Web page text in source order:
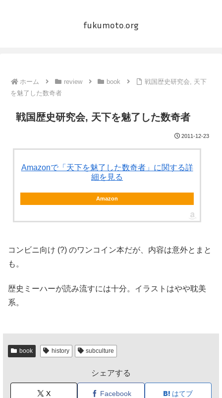
fukumoto.org
ホーム review book
戦国歴史研究会, 天下
を魅了した数奇者
戦国歴史研究会, 天下を魅了した数奇者
2011-12-23
Amazonで「天下を魅了した数奇者」に関する詳
細を見る
Amazon
コンビニ向け (?) のワンコイン本だが、内容は意外とまと
も。
歴史ミーハーが読み流すには十分。イラストはやや耽美
系。
book history subculture
シェアする
X Facebook はてブ